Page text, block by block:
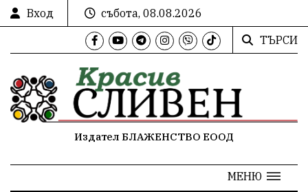
Вход
събота, 08.08.2026
ТЪРСИ
Издател БЛАЖЕНСТВО ЕООД
МЕНЮ